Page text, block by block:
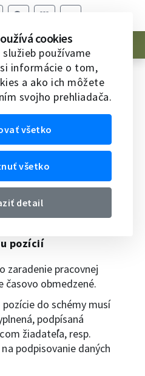
a kritériá
žiadostí a
Návraty
pracovnej pozície
uvádza žiadateľ
Smernice č. 27/2006-R
školstva SR.
pozícií
zaradenie pracovnej
časovo obmedzené.
do schémy musí
podpísaná
žiadateľa, resp.
podpisovanie daných
cookies
používame
informácie o tom,
a ako ich môžete
svojho prehliadača.
všetko
všetko
detail